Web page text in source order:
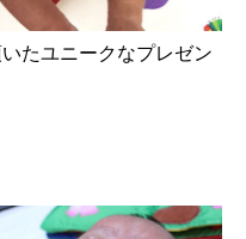
たユニークなプレゼン